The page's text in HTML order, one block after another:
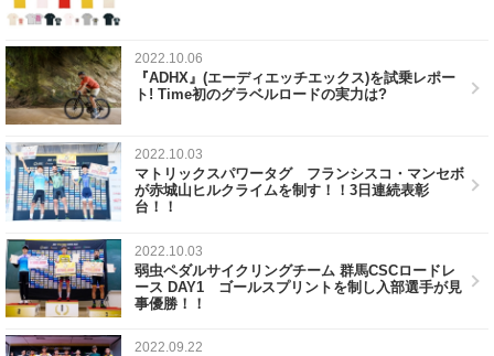
2022.10.06
『ADHX』(エーディエッチエックス)を試乗レポー
ト! Time初のグラベルロードの実力は?
2022.10.03
マトリックスパワータグ フランシスコ・マンセボ
が赤城山ヒルクライムを制す！！3日連続表彰
台！！
2022.10.03
弱虫ペダルサイクリングチーム 群馬CSCロードレ
ース DAY1 ゴールスプリントを制し入部選手が見
事優勝！！
2022.09.22